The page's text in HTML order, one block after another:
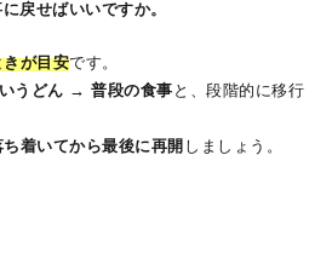
戻せばいいですか。
が目安です。
うどん → 普段の食事 と、段階的に移行
着いてから最後に再開 しましょう。